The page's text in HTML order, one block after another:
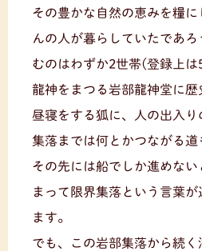
その豊かな自然の恵みを糧に
んの人が暮らしていたであ
むのはわずか2世帯(登録上は
龍神をまつる岩部龍神堂に
昼寝をする狐に、人の出入り
集落までは何とかつながる道
その先には船でしか進めな
まって限界集落という言葉
ます。
でも、この岩部集落から続く